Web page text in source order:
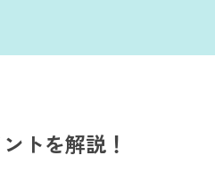
トを解説！